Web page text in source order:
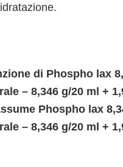
di Phospho lax
– 8,346 g/20 ml +
Phospho lax
– 8,346 g/20 ml +